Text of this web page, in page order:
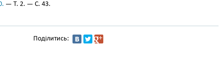
— Т. 2. — С. 43.
Поділитись: